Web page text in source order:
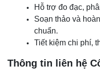
Hỗ trợ đo đạc,
Soạn thảo và
chuẩn.
Tiết kiệm chi phí,
Thông tin liên hệ